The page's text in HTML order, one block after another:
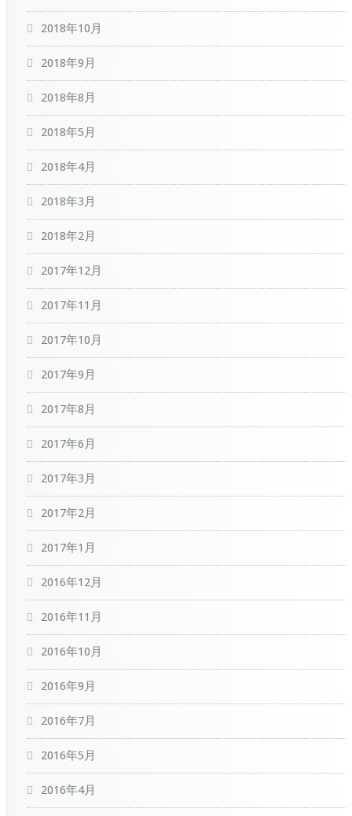
2018年10月
2018年9月
2018年8月
2018年5月
2018年4月
2018年3月
2018年2月
2017年12月
2017年11月
2017年10月
2017年9月
2017年8月
2017年6月
2017年3月
2017年2月
2017年1月
2016年12月
2016年11月
2016年10月
2016年9月
2016年7月
2016年5月
2016年4月